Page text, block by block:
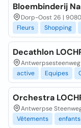
Bloembinderij
Dorp-Oost 26 |
Fleurs
Shopping
Decathlon
active
Equipes
Orchestra
Antwerpse
Vêtements
enfants